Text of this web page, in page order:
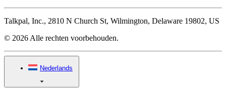
Talkpal, Inc., 2810 N Church St, Wilmington, Delaware 19802, US
© 2026 Alle rechten voorbehouden.
Nederlands